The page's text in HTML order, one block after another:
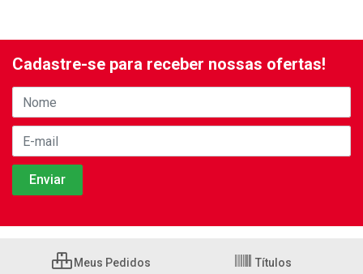
Cadastre-se para receber nossas ofertas!
Meus Pedidos Títulos